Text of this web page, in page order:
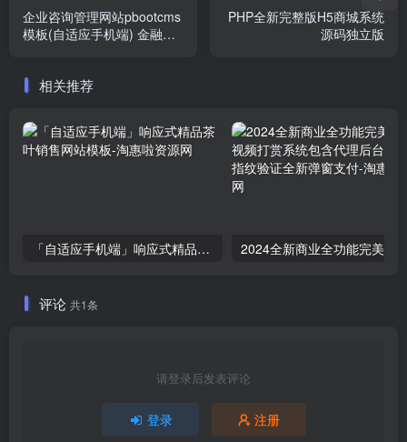
企业咨询管理网站pbootcms
模板(自适应手机端) 金融服
PHP全新完整版H5商城系统
源码独立版
相关推荐
「自适应手机端」响应式精品茶叶销售网站模板
评论 共1条
请登录后发表评论
登录 注册